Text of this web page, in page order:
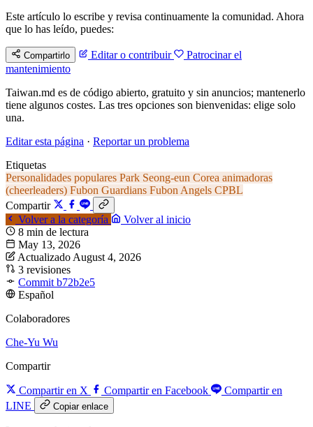
Este artículo lo escribe y revisa continuamente la comunidad. Ahora
que lo has leído, puedes:
Compartirlo Editar o contribuir
Patrocinar el
mantenimiento
Taiwan.md es de código abierto, gratuito y sin anuncios; mantenerlo
tiene algunos costes. Las tres opciones son bienvenidas: elige solo
una.
Editar esta página · Reportar un problema
Etiquetas
Personalidades populares Park Seong-eun Corea animadoras
(cheerleaders) Fubon Guardians Fubon Angels CPBL
Compartir
Volver a la categoría
Volver al inicio
8 min de lectura
May 13, 2026
Actualizado August 4, 2026
3 revisiones
Commit b72b2e5
Español
Colaboradores
Che-Yu Wu
Compartir
Compartir en X Compartir en Facebook
Compartir en
LINE
Copiar enlace